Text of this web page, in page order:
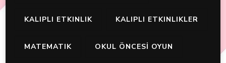
KALIPLI ETKINLIK KALIPLI ETKINLIKLER
MATEMATIK OKUL ÖNCESİ OYUN